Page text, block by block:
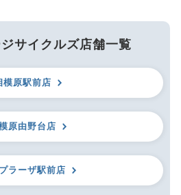
サイクルズ店舗一覧
模原駅前店
原由野台店
ラーザ駅前店